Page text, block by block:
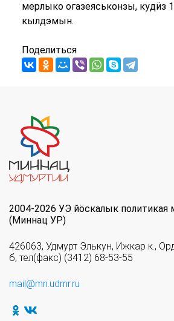
мерлыко огазеяськонзы, кудӥз
кылдэмын.
Поделиться
2004-2026 УЭ йöскалык политикая
(Миннац УР)
426063, Удмурт Элькун, Ижкар к.,
б, тел(факс) (3412) 68-53-55
mail@mn.udmr.ru